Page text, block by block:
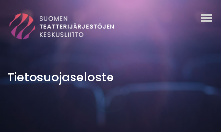
Tietosuojaseloste